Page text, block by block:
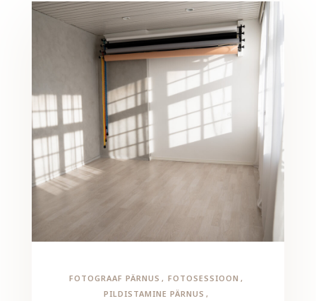
FOTOGRAAF PÄRNUS
FOTOSESSIOON
PILDISTAMINE PÄRNUS